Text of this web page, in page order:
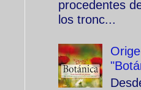
procedentes
los tronc...